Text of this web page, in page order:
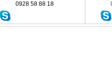
0928 58 88 18